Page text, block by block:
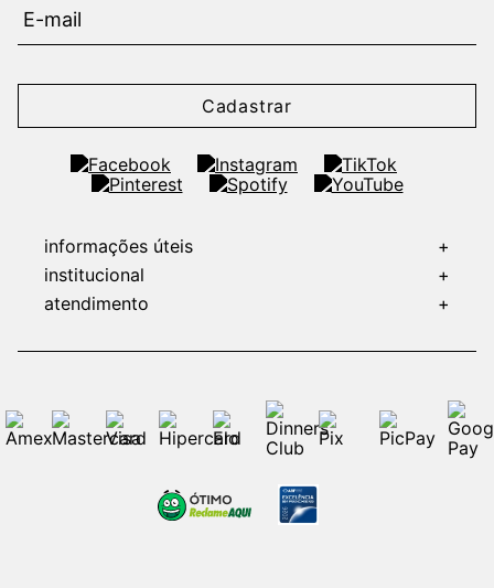
Cadastrar
informações úteis
+
institucional
+
atendimento
+